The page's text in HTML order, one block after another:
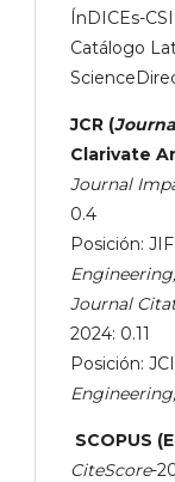
ÍnDICEs-
Catálogo
JCR (
Clarivate
Journal
0.4
Posición:
Journal
2024: 0.11
Posición:
SCOPUS
CiteScore-